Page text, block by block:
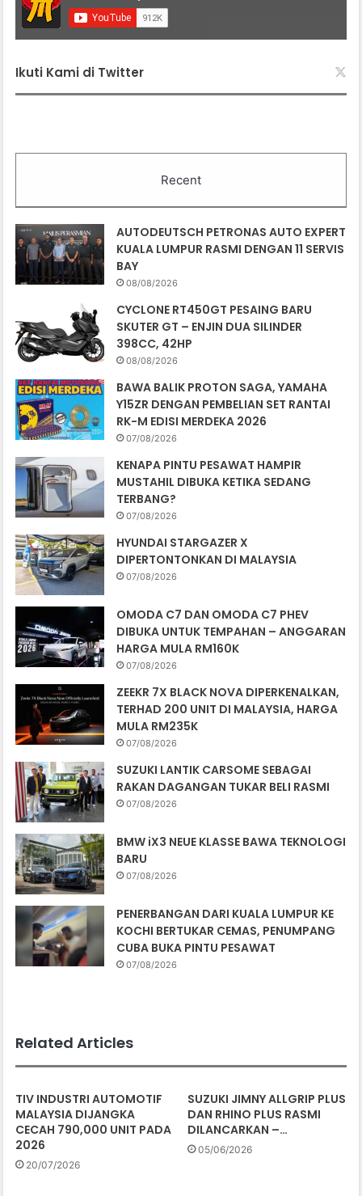
Ikuti Kami di Twitter
Recent
AUTODEUTSCH PETRONAS AUTO EXPERT
KUALA LUMPUR RASMI DENGAN 11 SERVIS
BAY
08/08/2026
CYCLONE RT450GT PESAING BARU
SKUTER GT – ENJIN DUA SILINDER
398CC, 42HP
08/08/2026
BAWA BALIK PROTON SAGA, YAMAHA
Y15ZR DENGAN PEMBELIAN SET RANTAI
RK-M EDISI MERDEKA 2026
07/08/2026
KENAPA PINTU PESAWAT HAMPIR
MUSTAHIL DIBUKA KETIKA SEDANG
TERBANG?
07/08/2026
HYUNDAI STARGAZER X
DIPERTONTONKAN DI MALAYSIA
07/08/2026
OMODA C7 DAN OMODA C7 PHEV
DIBUKA UNTUK TEMPAHAN – ANGGARAN
HARGA MULA RM160K
07/08/2026
ZEEKR 7X BLACK NOVA DIPERKENALKAN,
TERHAD 200 UNIT DI MALAYSIA, HARGA
MULA RM235K
07/08/2026
SUZUKI LANTIK CARSOME SEBAGAI
RAKAN DAGANGAN TUKAR BELI RASMI
07/08/2026
BMW iX3 NEUE KLASSE BAWA TEKNOLOGI
BARU
07/08/2026
PENERBANGAN DARI KUALA LUMPUR KE
KOCHI BERTUKAR CEMAS, PENUMPANG
CUBA BUKA PINTU PESAWAT
07/08/2026
Related Articles
TIV INDUSTRI AUTOMOTIF
MALAYSIA DIJANGKA
CECAH 790,000 UNIT PADA
2026
20/07/2026
SUZUKI JIMNY ALLGRIP PLUS
DAN RHINO PLUS RASMI
DILANCARKAN –…
05/06/2026